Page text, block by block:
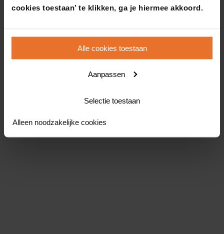
cookies toestaan’ te klikken, ga je hiermee akkoord.
Alle cookies toestaan
Aanpassen
Selectie toestaan
Alleen noodzakelijke cookies